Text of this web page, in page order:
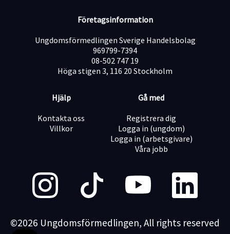
Företagsinformation
Ungdomsförmedlingen Sverige Handelsbolag
969799-7394
08-502 747 19
Höga stigen 3, 116 20 Stockholm
Hjälp
Kontakta oss
Villkor
Gå med
Registrera dig
Logga in (ungdom)
Logga in (arbetsgivare)
Våra jobb
©2026 Ungdomsförmedlingen, All rights reserved